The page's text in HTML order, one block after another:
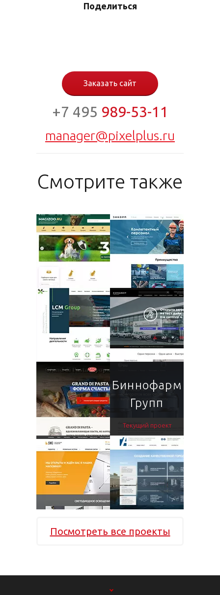
Поделиться
Заказать сайт
+7 495 989-53-11
manager@pixelplus.ru
Смотрите также
Биннофарм
Групп
Текущий проект
Посмотреть все проекты